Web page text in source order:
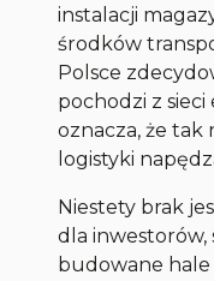
instalacji
środków
Polsce
pochodzi z
oznacza, że tak
logistyki
Niestety brak
dla inwestorów,
budowane hale